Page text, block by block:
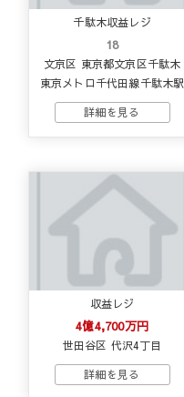
千駄木収益レジ
18
文京区 東京都文京区千駄木
東京メトロ千代田線千駄木駅
収益レジ
4億4,700万円
世田谷区 代沢4丁目